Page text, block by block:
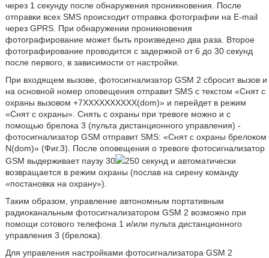
через 1 секунду после обнаружения проникновения. После
отправки всех SMS происходит отправка фотографии на E-mail
через GPRS. При обнаружении проникновения
фотографирование может быть произведено два раза. Второе
фотографирование проводится с задержкой от 6 до 30 секунд
после первого, в зависимости от настройки.
При входящем вызове, фотосигнализатор GSM 2 сбросит вызов и
на основной номер оповещения отправит SMS с текстом «Снят с
охраны вызовом +7XXXXXXXXXX(dom)» и перейдет в режим
«Снят с охраны». Снять с охраны при тревоге можно и с
помощью брелока 3 (пульта дистанционного управления) -
фотосигнализатор GSM отправит SMS: «Снят с охраны брелоком
N(dom)» (Фиг.3). После оповещения о тревоге фотосигнализатор
GSM выдерживает паузу 30
250 секунд и автоматически
возвращается в режим охраны (послав на сирену команду
«постановка на охрану»).
Таким образом, управление автономным портативным
радиоканальным фотосигнализатором GSM 2 возможно при
помощи сотового телефона 1 и/или пульта дистанционного
управления 3 (брелока).
Для управления настройками фотосигнализатора GSM 2